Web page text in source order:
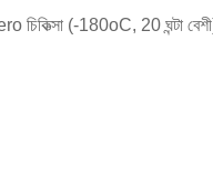
(-180oC, 20 ঘন্টা